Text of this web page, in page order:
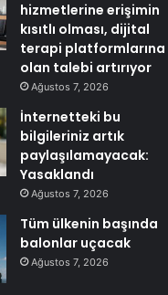
hizmetlerine erişimin
kısıtlı olması, dijital
terapi platformlarına
olan talebi artırıyor
Ağustos 7, 2026
İnternetteki bu
bilgileriniz artık
paylaşılamayacak:
Yasaklandı
Ağustos 7, 2026
Tüm ülkenin başında
balonlar uçacak
Ağustos 7, 2026